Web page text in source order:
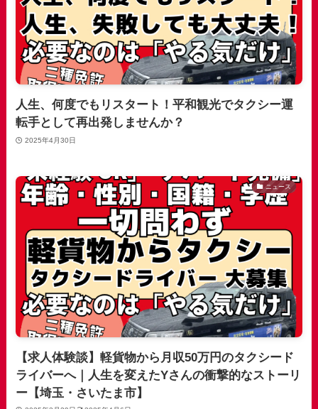
人生、何度でもリスタート！平和観光でタクシー運
転手として再出発しませんか？
2025年4月30日
ニュース
【求人体験談】軽貨物から月収50万円のタクシード
ライバーへ｜人生を変えたYさんの衝撃的なストーリ
ー【埼玉・さいたま市】